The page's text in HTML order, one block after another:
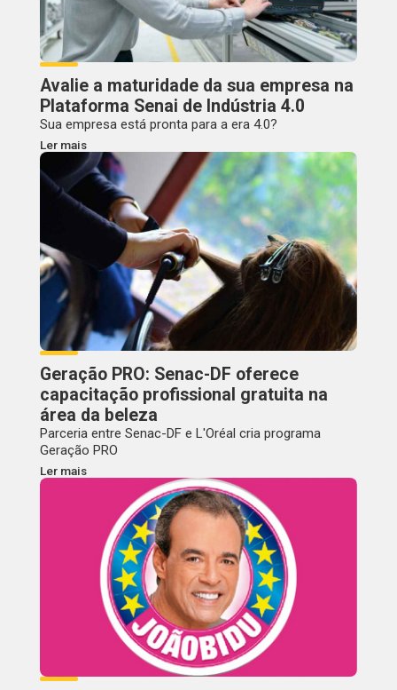
Avalie a maturidade da sua empresa na
Plataforma Senai de Indústria 4.0
Sua empresa está pronta para a era 4.0?
Ler mais
Geração PRO: Senac-DF oferece
capacitação profissional gratuita na
área da beleza
Parceria entre Senac-DF e L'Oréal cria programa
Geração PRO
Ler mais